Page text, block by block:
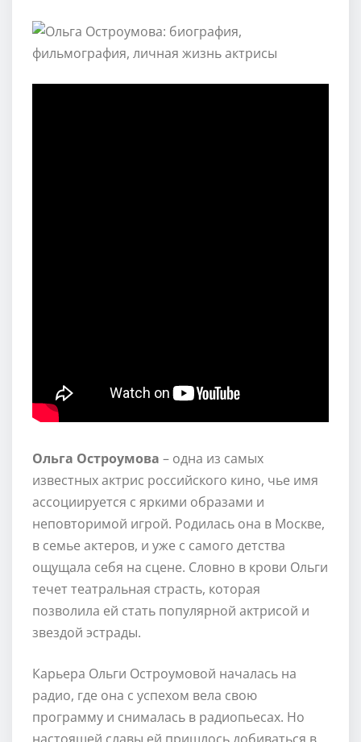
Ольга Остроумова – одна из самых
известных актрис российского кино, чье имя
ассоциируется с яркими образами и
неповторимой игрой. Родилась она в Москве,
в семье актеров, и уже с самого детства
ощущала себя на сцене. Словно в крови Ольги
течет театральная страсть, которая
позволила ей стать популярной актрисой и
звездой эстрады.
Карьера Ольги Остроумовой началась на
радио, где она с успехом вела свою
программу и снималась в радиопьесах. Но